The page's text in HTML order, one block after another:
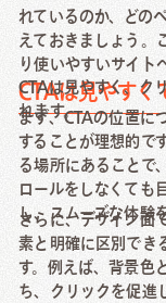
れているのか、どの
えておきましょう。
り使いやすいサイト
CTAは見やすく
CTAは見やすく、ク
れます。
まず、CTAの位置に
することが理想的で
る場所にあることで
ロールをしなくても
し、スムーズな体験
さらに、デザイン面
素と明確に区別でき
す。例えば、背景色
ち、クリックを促進